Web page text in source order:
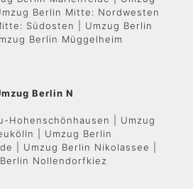
Berlin Mitte: Nordwesten
Südosten | Umzug Berlin
Berlin Müggelheim
Berlin N
Hohenschönhausen | Umzug
| Umzug Berlin
| Umzug Berlin Nikolassee |
Nollendorfkiez